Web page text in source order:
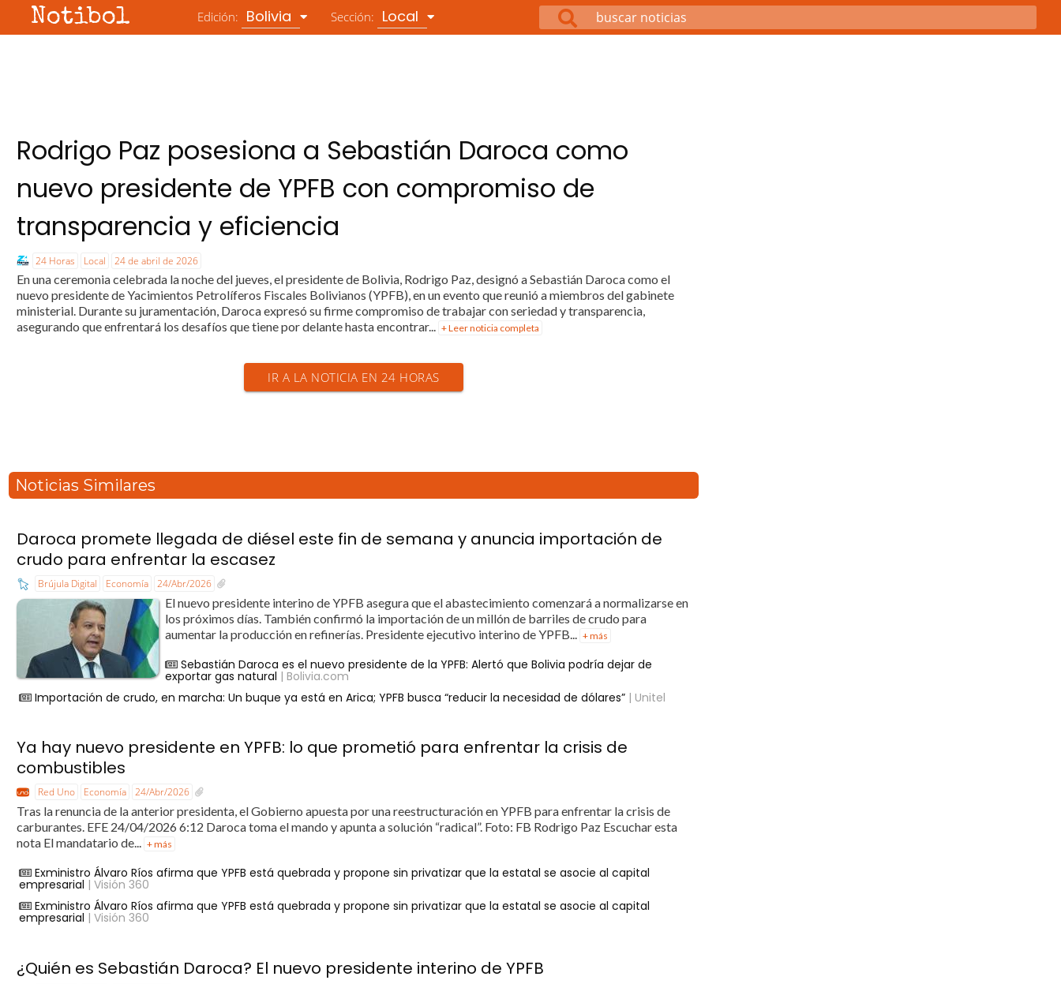
Notibol Edición: Bolivia Sección: Local
Rodrigo Paz posesiona a Sebastián Daroca como
nuevo presidente de YPFB con compromiso de
transparencia y eficiencia
24 Horas Local 24 de abril de 2026
En una ceremonia celebrada la noche del jueves, el presidente de Bolivia, Rodrigo Paz, designó a Sebastián Daroca como el
nuevo presidente de Yacimientos Petrolíferos Fiscales Bolivianos (YPFB), en un evento que reunió a miembros del gabinete
ministerial. Durante su juramentación, Daroca expresó su firme compromiso de trabajar con seriedad y transparencia,
asegurando que enfrentará los desafíos que tiene por delante hasta encontrar... + Leer noticia completa
IR A LA NOTICIA EN 24 HORAS
Noticias Similares
Daroca promete llegada de diésel este fin de semana y anuncia importación de
crudo para enfrentar la escasez
Brújula Digital Economía 24/Abr/2026
El nuevo presidente interino de YPFB asegura que el abastecimiento comenzará a normalizarse en
los próximos días. También confirmó la importación de un millón de barriles de crudo para
aumentar la producción en refinerías. Presidente ejecutivo interino de YPFB...
+ más
Sebastián Daroca es el nuevo presidente de la YPFB: Alertó que Bolivia podría dejar de
exportar gas natural | Bolivia.com
Importación de crudo, en marcha: Un buque ya está en Arica; YPFB busca “reducir la necesidad de dólares” | Unitel
Ya hay nuevo presidente en YPFB: lo que prometió para enfrentar la crisis de
combustibles
Red Uno Economía 24/Abr/2026
Tras la renuncia de la anterior presidenta, el Gobierno apuesta por una reestructuración en YPFB para enfrentar la crisis de
carburantes. EFE 24/04/2026 6:12 Daroca toma el mando y apunta a solución “radical”. Foto: FB Rodrigo Paz Escuchar esta
nota El mandatario de... + más
Exministro Álvaro Ríos afirma que YPFB está quebrada y propone sin privatizar que la estatal se asocie al capital
empresarial | Visión 360
Exministro Álvaro Ríos afirma que YPFB está quebrada y propone sin privatizar que la estatal se asocie al capital
empresarial | Visión 360
¿Quién es Sebastián Daroca? El nuevo presidente interino de YPFB